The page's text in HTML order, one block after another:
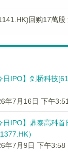
回购17萬
日IPO】剑桥科技
年7月16日 下午3:51
日IPO】鼎泰高科首
）
年7月9日 下午3:58